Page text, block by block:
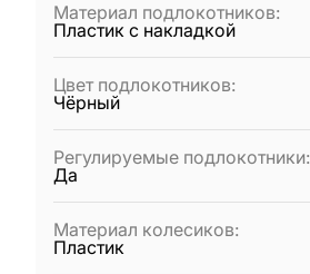
Материал подлокотников:
Пластик с накладкой
Цвет подлокотников:
Чёрный
Регулируемые подлокотники:
Да
Материал колесиков:
Пластик